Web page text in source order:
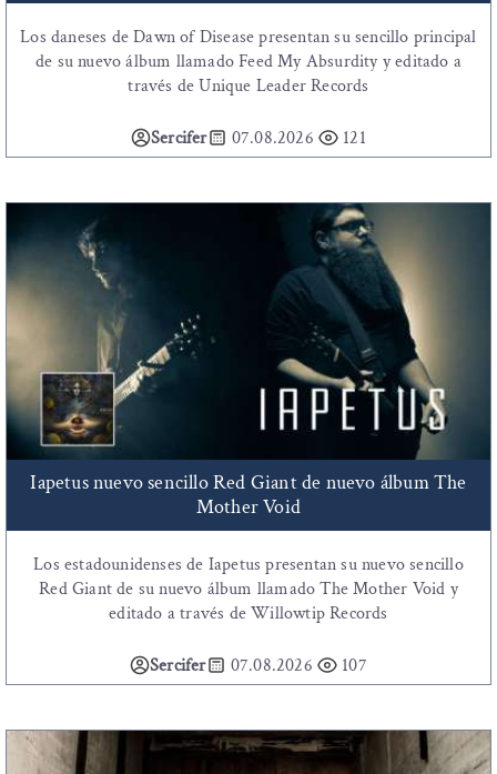
Los daneses de Dawn of Disease presentan su sencillo principal
de su nuevo álbum llamado Feed My Absurdity y editado a
través de Unique Leader Records
Sercifer 07.08.2026 121
Iapetus nuevo sencillo Red Giant de nuevo álbum The
Mother Void
Los estadounidenses de Iapetus presentan su nuevo sencillo
Red Giant de su nuevo álbum llamado The Mother Void y
editado a través de Willowtip Records
Sercifer 07.08.2026 107